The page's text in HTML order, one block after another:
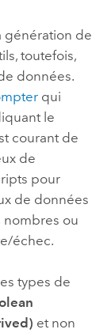
génération de
toutefois,
données.
qui
le
courant de
de
pour
de données
nombres ou
échec.
types de
et non